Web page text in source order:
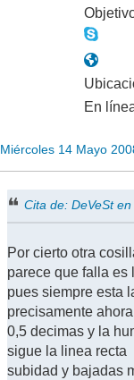
En
Miércoles 14 Mayo
Cita de: DeVeSt
Por cierto otra
parece que falla es
pues siempre esta
precisamente
0,5 decimas y la
sigue la linea recta
subidad y bajadas